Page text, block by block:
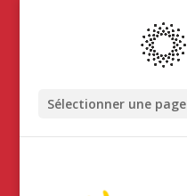
Sélectionner une page